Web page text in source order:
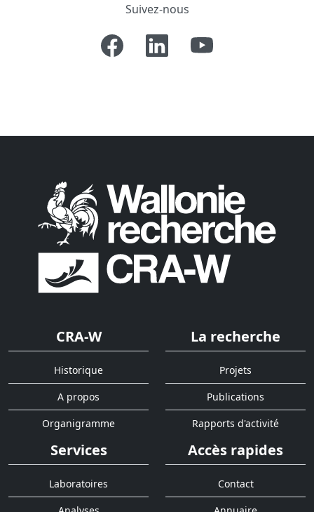
Suivez-nous
CRA-W
Historique
A propos
Organigramme
La recherche
Projets
Publications
Rapports d'activité
Services
Laboratoires
Accès rapides
Contact